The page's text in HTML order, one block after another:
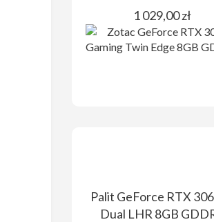
1 029,00 zł
Palit GeForce RTX
Dual LHR 8GB